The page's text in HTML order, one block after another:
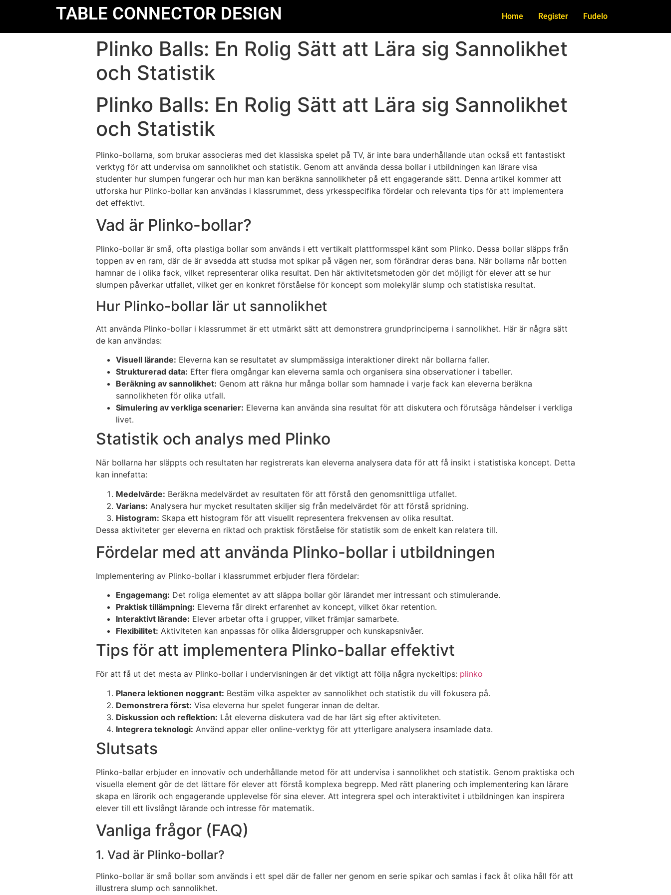
TABLE CONNECTOR DESIGN Home Register Fudelo
Plinko Balls: En Rolig Sätt att Lära sig Sannolikhet
och Statistik
Plinko Balls: En Rolig Sätt att Lära sig Sannolikhet
och Statistik
Plinko-bollarna, som brukar associeras med det klassiska spelet på TV, är inte bara underhållande utan också ett fantastiskt
verktyg för att undervisa om sannolikhet och statistik. Genom att använda dessa bollar i utbildningen kan lärare visa
studenter hur slumpen fungerar och hur man kan beräkna sannolikheter på ett engagerande sätt. Denna artikel kommer att
utforska hur Plinko-bollar kan användas i klassrummet, dess yrkesspecifika fördelar och relevanta tips för att implementera
det effektivt.
Vad är Plinko-bollar?
Plinko-bollar är små, ofta plastiga bollar som används i ett vertikalt plattformsspel känt som Plinko. Dessa bollar släpps från
toppen av en ram, där de är avsedda att studsa mot spikar på vägen ner, som förändrar deras bana. När bollarna når botten
hamnar de i olika fack, vilket representerar olika resultat. Den här aktivitetsmetoden gör det möjligt för elever att se hur
slumpen påverkar utfallet, vilket ger en konkret förståelse för koncept som molekylär slump och statistiska resultat.
Hur Plinko-bollar lär ut sannolikhet
Att använda Plinko-bollar i klassrummet är ett utmärkt sätt att demonstrera grundprinciperna i sannolikhet. Här är några sätt
de kan användas:
Visuell lärande: Eleverna kan se resultatet av slumpmässiga interaktioner direkt när bollarna faller.
Strukturerad data: Efter flera omgångar kan eleverna samla och organisera sina observationer i tabeller.
Beräkning av sannolikhet: Genom att räkna hur många bollar som hamnade i varje fack kan eleverna beräkna
sannolikheten för olika utfall.
Simulering av verkliga scenarier: Eleverna kan använda sina resultat för att diskutera och förutsäga händelser i verkliga
livet.
Statistik och analys med Plinko
När bollarna har släppts och resultaten har registrerats kan eleverna analysera data för att få insikt i statistiska koncept. Detta
kan innefatta:
Medelvärde: Beräkna medelvärdet av resultaten för att förstå den genomsnittliga utfallet.
Varians: Analysera hur mycket resultaten skiljer sig från medelvärdet för att förstå spridning.
Histogram: Skapa ett histogram för att visuellt representera frekvensen av olika resultat.
Dessa aktiviteter ger eleverna en riktad och praktisk förståelse för statistik som de enkelt kan relatera till.
Fördelar med att använda Plinko-bollar i utbildningen
Implementering av Plinko-bollar i klassrummet erbjuder flera fördelar:
Engagemang: Det roliga elementet av att släppa bollar gör lärandet mer intressant och stimulerande.
Praktisk tillämpning: Eleverna får direkt erfarenhet av koncept, vilket ökar retention.
Interaktivt lärande: Elever arbetar ofta i grupper, vilket främjar samarbete.
Flexibilitet: Aktiviteten kan anpassas för olika åldersgrupper och kunskapsnivåer.
Tips för att implementera Plinko-ballar effektivt
För att få ut det mesta av Plinko-bollar i undervisningen är det viktigt att följa några nyckeltips: plinko
Planera lektionen noggrant: Bestäm vilka aspekter av sannolikhet och statistik du vill fokusera på.
Demonstrera först: Visa eleverna hur spelet fungerar innan de deltar.
Diskussion och reflektion: Låt eleverna diskutera vad de har lärt sig efter aktiviteten.
Integrera teknologi: Använd appar eller online-verktyg för att ytterligare analysera insamlade data.
Slutsats
Plinko-ballar erbjuder en innovativ och underhållande metod för att undervisa i sannolikhet och statistik. Genom praktiska och
visuella element gör de det lättare för elever att förstå komplexa begrepp. Med rätt planering och implementering kan lärare
skapa en lärorik och engagerande upplevelse för sina elever. Att integrera spel och interaktivitet i utbildningen kan inspirera
elever till ett livslångt lärande och intresse för matematik.
Vanliga frågor (FAQ)
1. Vad är Plinko-bollar?
Plinko-bollar är små bollar som används i ett spel där de faller ner genom en serie spikar och samlas i fack åt olika håll för att
illustrera slump och sannolikhet.